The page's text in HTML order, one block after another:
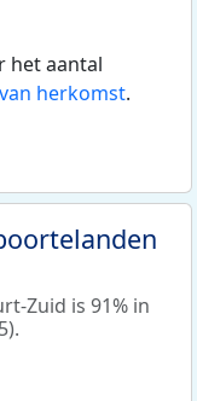
het aantal
herkomst.
Zuid is 91% in